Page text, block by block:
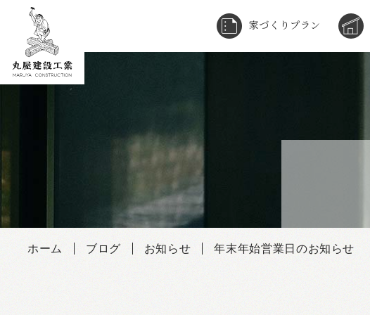
Skip
家づくりプラン
ホーム ブログ お知らせ 年末年始営業日のお知らせ